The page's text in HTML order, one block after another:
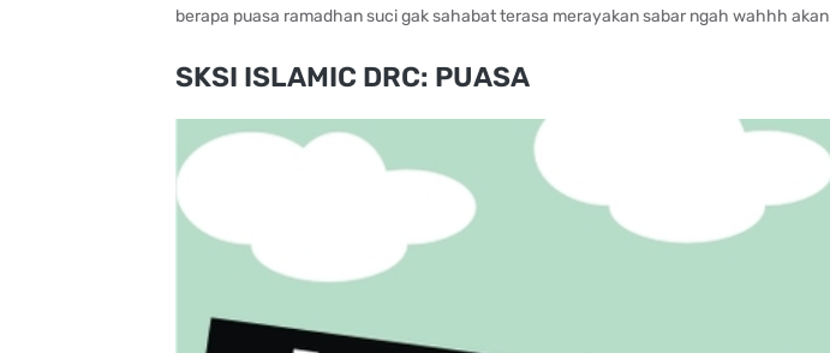
berapa puasa ramadhan suci gak sahabat terasa merayakan sabar ngah wahhh akan
SKSI ISLAMIC DRC: PUASA